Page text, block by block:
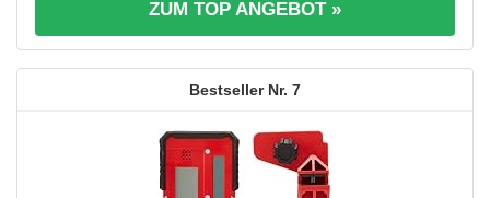
ZUM TOP ANGEBOT »
7